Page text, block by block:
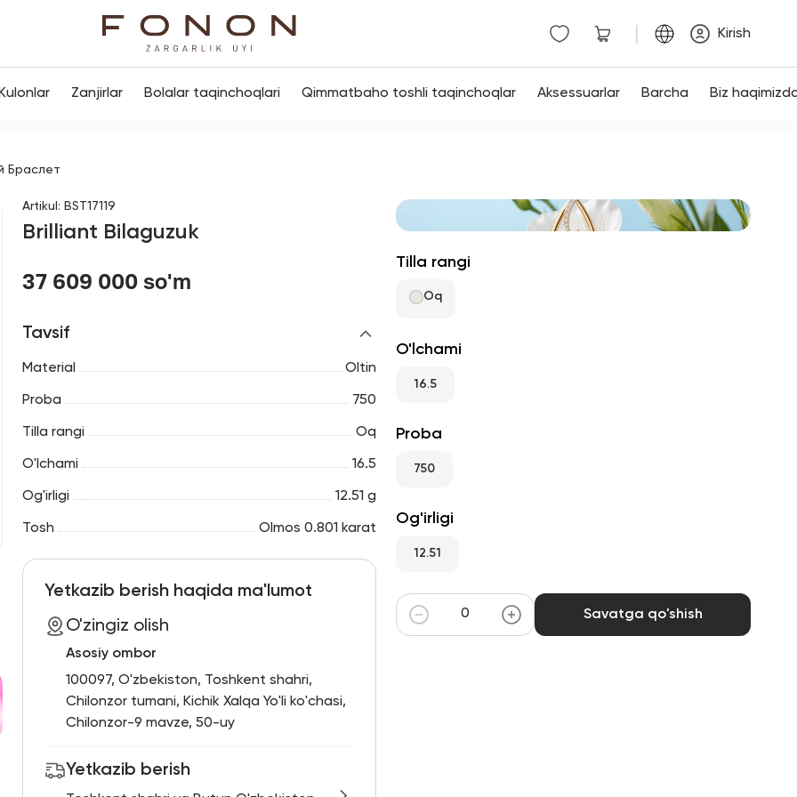
Kirish
Kulonlar Zanjirlar Bolalar taqinchoqlari Qimmatbaho toshli taqinchoqlar Aksessuarlar Barcha Biz
Браслет
Artikul : BST17119
Brilliant Bilaguzuk
37 609 000 so'm
Tavsif
Material Oltin
Proba 750
Tilla rangi Oq
O'lchami 16.5
Og'irligi 12.51 g
Tosh Olmos 0.801 karat
Yetkazib berish haqida ma'lumot
O'zingiz olish
Asosiy ombor
100097, O'zbekiston, Toshkent shahri,
Chilonzor tumani, Kichik Xalqa Yo'li ko'chasi,
Chilonzor-9 mavze, 50-uy
Yetkazib berish
Tilla rangi
Oq
O'lchami
16.5
Proba
750
Og'irligi
12.51
Savatga qo'shish